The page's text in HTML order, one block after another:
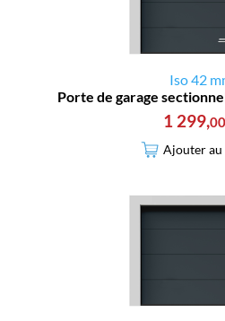
Iso 42
Porte de garage
1 299,00
Ajouter au